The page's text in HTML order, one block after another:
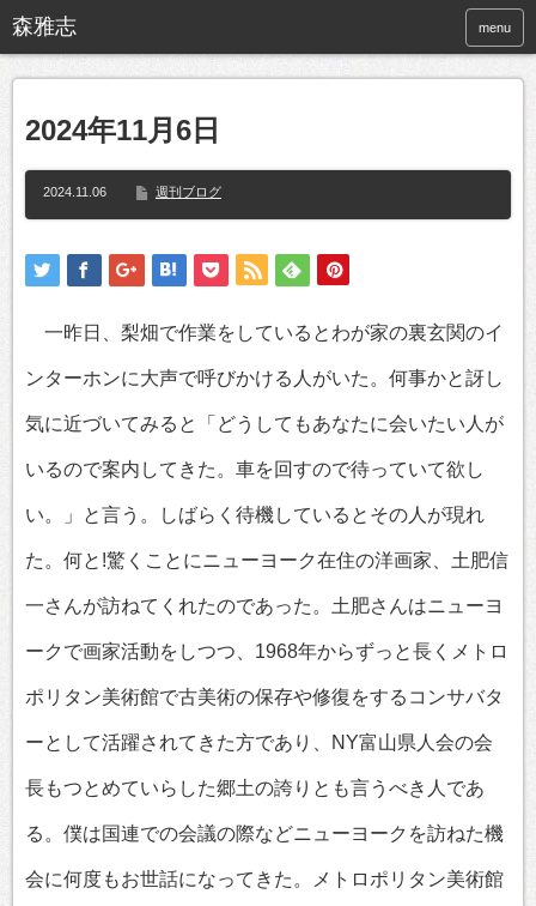
menu
2024年11月6日
2024.11.06 週刊ブログ
一昨日、梨畑で作業をしているとわが家の裏玄関のイ
ンターホンに大声で呼びかける人がいた。何事かと訝し
気に近づいてみると「どうしてもあなたに会いたい人が
いるので案内してきた。車を回すので待っていて欲し
い。」と言う。しばらく待機しているとその人が現れ
た。何と!驚くことにニューヨーク在住の洋画家、土肥信
一さんが訪ねてくれたのであった。土肥さんはニューヨ
ークで画家活動をしつつ、1968年からずっと長くメトロ
ポリタン美術館で古美術の保存や修復をするコンサバタ
ーとして活躍されてきた方であり、NY富山県人会の会
長もつとめていらした郷土の誇りとも言うべき人であ
る。僕は国連での会議の際などニューヨークを訪ねた機
会に何度もお世話になってきた。メトロポリタン美術館